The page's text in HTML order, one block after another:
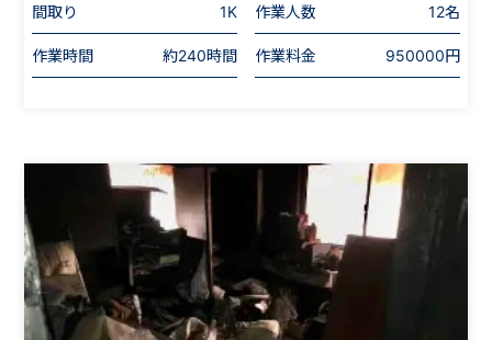
間取り 1K 作業人数 12名
作業時間 約240時間 作業料金 950000円